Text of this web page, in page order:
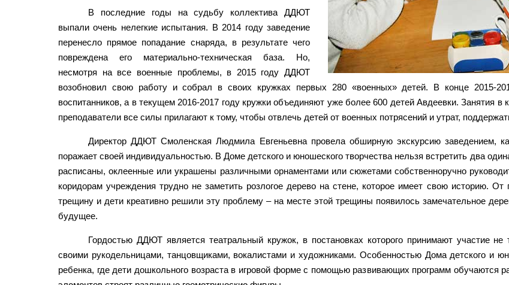
В последние годы на судьбу коллектива ДДЮТ
выпали очень нелегкие испытания. В 2014 году заведение
перенесло прямое попадание снаряда, в результате чего
повреждена его материально-техническая база. Но,
несмотря на все военные проблемы, в 2015 году ДДЮТ
возобновил свою работу и собрал в своих кружках первых 280 «военных» детей. В конце 2015-
воспитанников, а в текущем 2016-2017 году кружки объединяют уже более 600 детей Авдеевки. Занятия
преподаватели все силы прилагают к тому, чтобы отвлечь детей от военных потрясений и утрат,
Директор ДДЮТ Смоленская Людмила Евгеньевна провела обширную экскурсию заведением,
поражает своей индивидуальностью. В Доме детского и юношеского творчества нельзя встретить два
расписаны, оклеенные или украшены различными орнаментами или сюжетами собственноручно
коридорам учреждения трудно не заметить розлогое дерево на стене, которое имеет свою историю.
трещину и дети креативно решили эту проблему – на месте этой трещины появилось замечательное
будущее.
Гордостью ДДЮТ является театральный кружок, в постановках которого принимают участие
своими рукодельницами, танцовщиками, вокалистами и художниками. Особенностью Дома детского и
ребенка, где дети дошкольного возраста в игровой форме с помощью развивающих программ